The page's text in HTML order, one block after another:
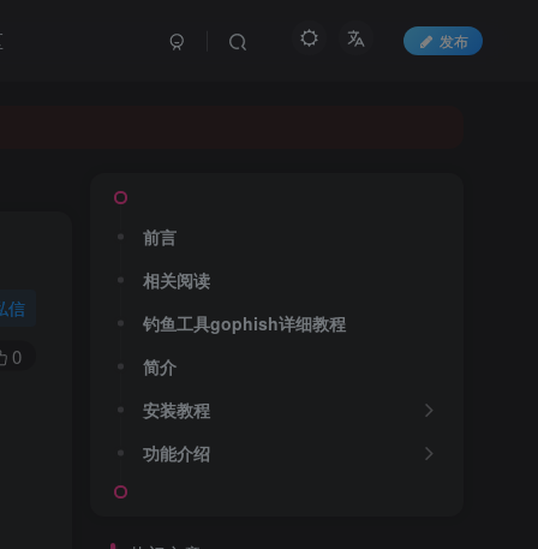
发布
信
0
前言
相关阅读
钓鱼工具gophish详细教程
简介
安装教程
功能介绍